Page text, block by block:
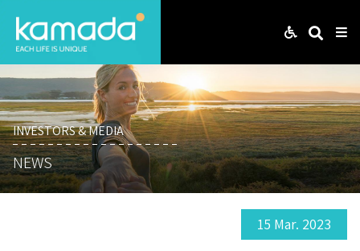
Search
INVESTORS & MEDIA
NEWS
15 Mar. 2023